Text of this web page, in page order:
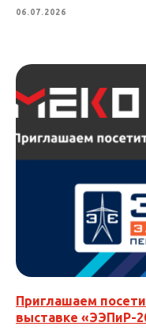
06.07.2026
Приглашаем
выставке «ЭЭПиР-